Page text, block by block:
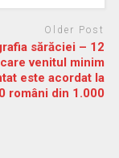
Older Post
sărăciei – 12
venitul minim
este acordat la
români din 1.000